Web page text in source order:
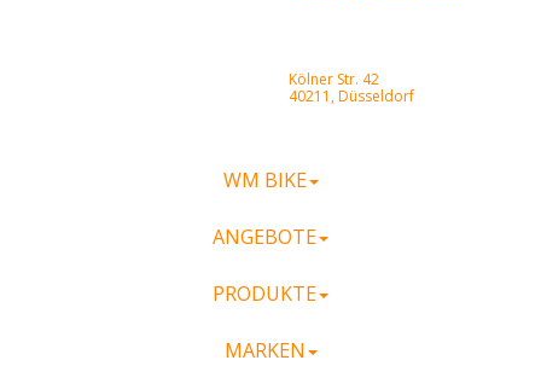
Kölner Str. 42
40211, Düsseldorf
WM BIKE
ANGEBOTE
PRODUKTE
MARKEN